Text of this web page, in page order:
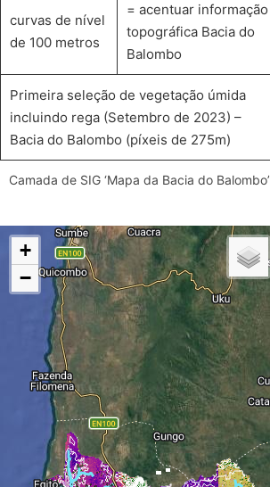
curvas de nível
de 100 metros
= acentuar informação
topográfica Bacia do
Balombo
Primeira seleção de vegetação úmida
incluindo rega (Setembro de 2023) –
Bacia do Balombo (píxeis de 275m)
Camada de SIG ‘Mapa da Bacia do Balombo’